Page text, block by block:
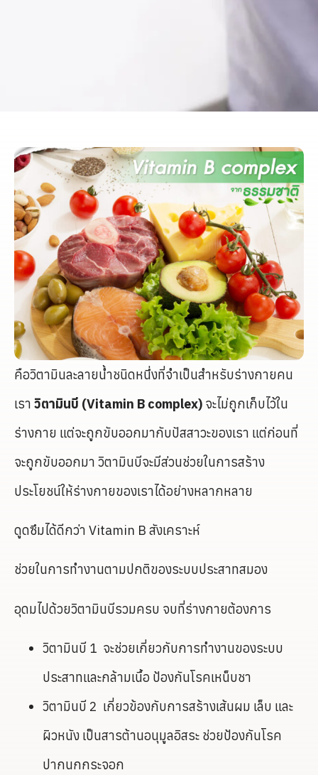
คือวิตามินละลายน้ำชนิดหนึ่งที่จำเป็นสำหรับร่างกายคน
เรา วิตามินบี (Vitamin B complex) จะไม่ถูกเก็บไว้ใน
ร่างกาย แต่จะถูกขับออกมากับปัสสาวะของเรา แต่ก่อนที่
จะถูกขับออกมา วิตามินบีจะมีส่วนช่วยในการสร้าง
ประโยชน์ให้ร่างกายของเราได้อย่างหลากหลาย
ดูดซึมได้ดีกว่า Vitamin B สังเคราะห์
ช่วยในการทำงานตามปกติของระบบประสาทสมอง
อุดมไปด้วยวิตามินบีรวมครบ จบที่ร่างกายต้องการ
วิตามินบี 1 จะช่วยเกี่ยวกับการทำงานของระบบ
ประสาทและกล้ามเนื้อ ป้องกันโรคเหน็บชา
วิตามินบี 2 เกี่ยวข้องกับการสร้างเส้นผม เล็บ และ
ผิวหนัง เป็นสารต้านอนุมูลอิสระ ช่วยป้องกันโรค
ปากนกกระจอก